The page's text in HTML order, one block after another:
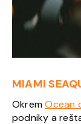
MIAMI
OkremOcean
podniky a